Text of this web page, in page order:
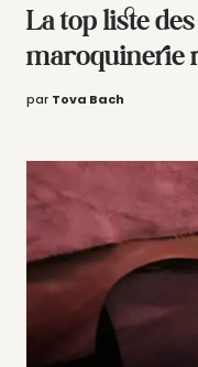
La top liste
maroquinerie
par Tova Bach